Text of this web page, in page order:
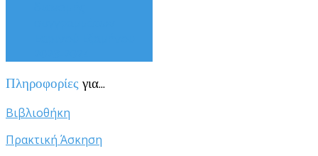
Πληροφορίες για...
Βιβλιοθήκη
Πρακτική Άσκηση